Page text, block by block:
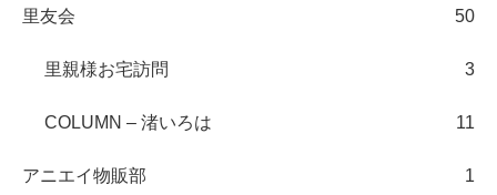
里友会 50
里親様お宅訪問 3
COLUMN – 渚いろは 11
アニエイ物販部 1